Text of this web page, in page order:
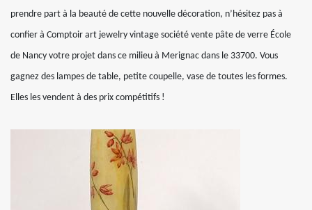
prendre part à la beauté de cette nouvelle décoration, n’hésitez pas à
confier à Comptoir art jewelry vintage société vente pâte de verre École
de Nancy votre projet dans ce milieu à Merignac dans le 33700. Vous
gagnez des lampes de table, petite coupelle, vase de toutes les formes.
Elles les vendent à des prix compétitifs !